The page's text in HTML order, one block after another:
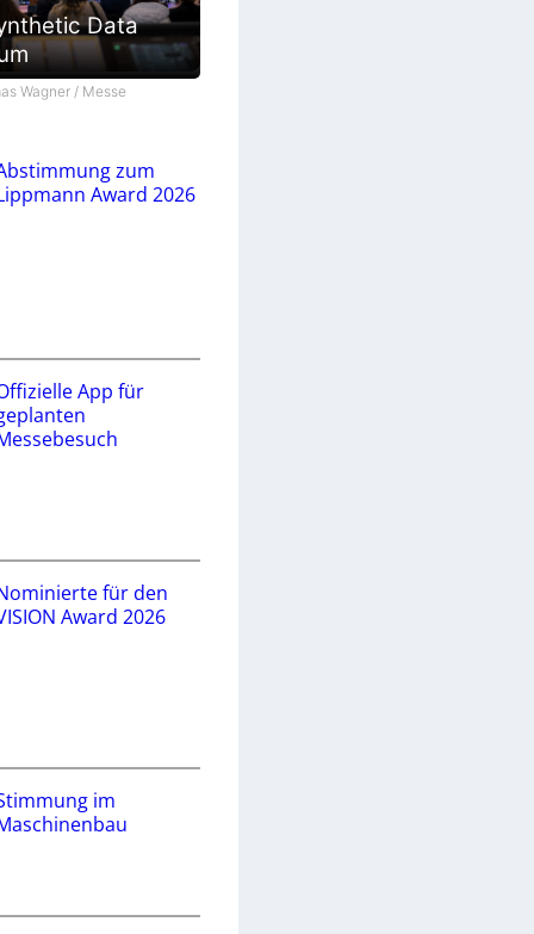
Data
Wagner / Messe
zum
Award 2026
App für
für den
Award 2026
im